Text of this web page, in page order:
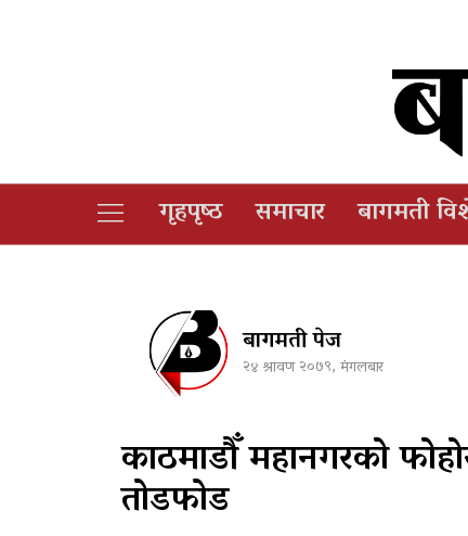
गृहपृष्‍ठ समाचार बागमती
बागमती पेज
२४ श्रावण २०७९, मंगलबार
काठमाडौँ महानगरको
तोडफोड